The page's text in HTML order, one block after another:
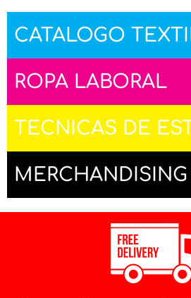
CATALOGO
ROPA LABORAL
TECNICAS DE
MERCHANDISING